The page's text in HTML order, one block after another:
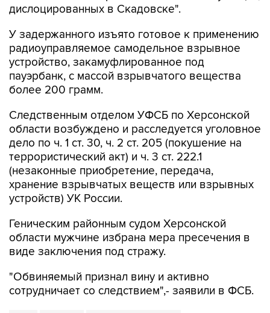
У задержанного изъято готовое к применению
устройство, закамуфлированное под
пауэрбанк, с массой взрывчатого вещества
более 200 грамм.
Следственным отделом УФСБ по Херсонской
дело по ч. 1 ст. 30, ч. 2 ст. 205 (покушение на
террористический акт) и ч. 3 ст. 222.1
(незаконные приобретение, передача,
хранение взрывчатых веществ или взрывных
устройств) УК России.
Геническим районным судом Херсонской
виде заключения под стражу.
"Обвиняемый признал вину и активно
ФСБ Украина Херсонская область